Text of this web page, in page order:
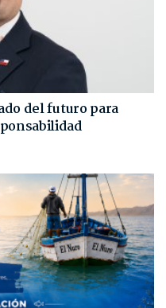
del futuro para